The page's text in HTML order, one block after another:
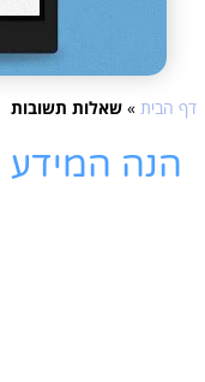
דף הבית » שאלות תשובות
הנה